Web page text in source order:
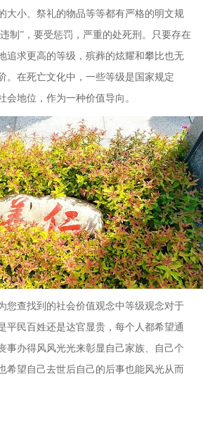
大小、祭礼的物品等等都有严格的明文规
违制 ” ，要受惩罚，严重的处死刑。只要存在
追求更高的等级，殡葬的炫耀和攀比也无
。在死亡文化中，一些等级是国家规定
会地位，作为一种价值导向。
您查找到的社会价值观念中等级观念对于
平民百姓还是达官显贵，每个人都希望通
事办得风风光光来彰显自己家族、自己个
希望自己去世后自己的后事也能风光从而